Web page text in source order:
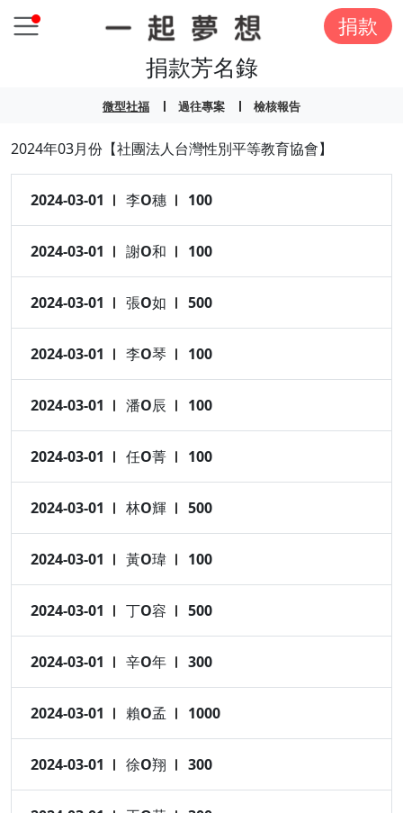
捐款
捐款芳名錄
微型社福 過往專案 檢核報告
2024年03月份【社團法人台灣性別平等教育協會】
2024-03-01 李O穗 100
2024-03-01 謝O和 100
2024-03-01 張O如 500
2024-03-01 李O琴 100
2024-03-01 潘O辰 100
2024-03-01 任O菁 100
2024-03-01 林O輝 500
2024-03-01 黃O瑋 100
2024-03-01 丁O容 500
2024-03-01 辛O年 300
2024-03-01 賴O孟 1000
2024-03-01 徐O翔 300